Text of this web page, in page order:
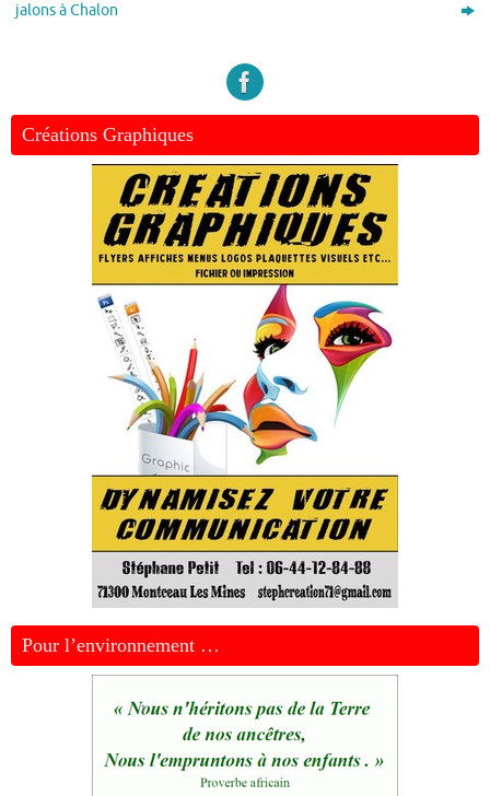
jalons à Chalon
Créations Graphiques
Pour l’environnement …